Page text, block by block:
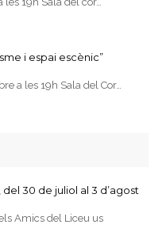
i espai escènic”
a les 19h Sala del Cor…
30 de juliol al 3 d’agost
Amics del Liceu us